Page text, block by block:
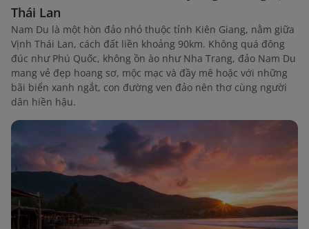
Thái Lan
Nam Du là một hòn đảo nhỏ thuộc tỉnh Kiên Giang, nằm giữa
Vịnh Thái Lan, cách đất liền khoảng 90km. Không quá đông
đúc như Phú Quốc, không ồn ào như Nha Trang, đảo Nam Du
mang vẻ đẹp hoang sơ, mộc mạc và đầy mê hoặc với những
bãi biển xanh ngắt, con đường ven đảo nên thơ cùng người
dân hiền hậu.